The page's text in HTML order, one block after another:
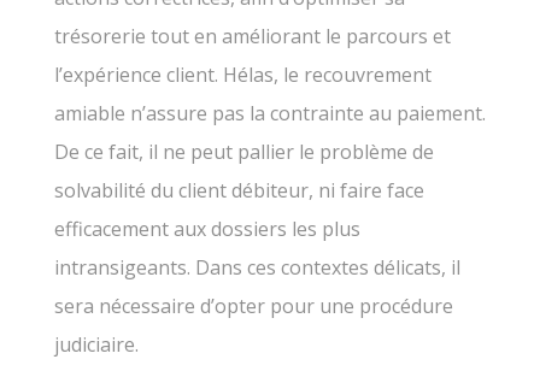
trésorerie tout en améliorant le parcours et
l’expérience client. Hélas, le recouvrement
amiable n’assure pas la contrainte au paiement.
De ce fait, il ne peut pallier le problème de
solvabilité du client débiteur, ni faire face
efficacement aux dossiers les plus
intransigeants. Dans ces contextes délicats, il
sera nécessaire d’opter pour une procédure
judiciaire.